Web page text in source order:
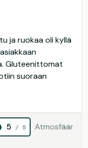
ja ruokaa oli kyllä
Gluteenittomat
suoraan
5 / 5 Atmosfäär